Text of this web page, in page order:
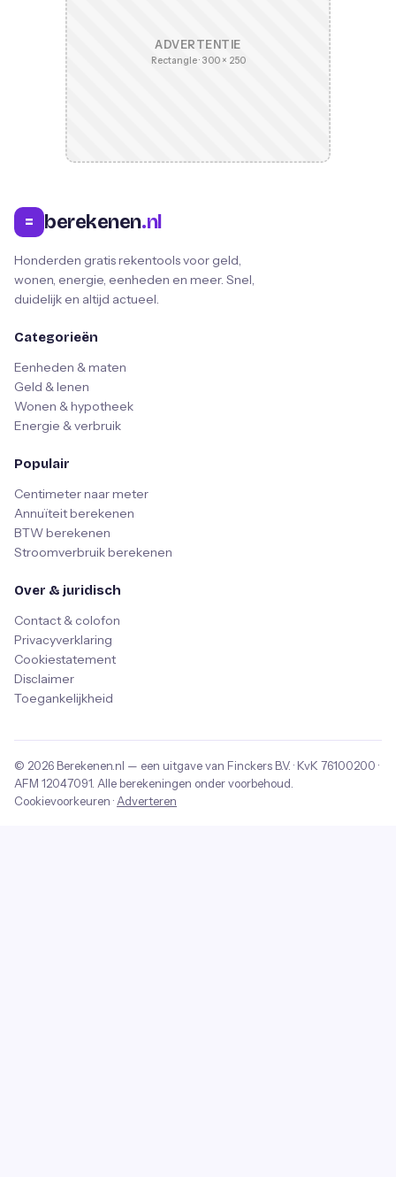
ADVERTENTIE
Rectangle · 300 × 250
= berekenen.nl
Honderden gratis rekentools voor geld,
wonen, energie, eenheden en meer. Snel,
duidelijk en altijd actueel.
Categorieën
Eenheden & maten
Geld & lenen
Wonen & hypotheek
Energie & verbruik
Populair
Centimeter naar meter
Annuïteit berekenen
BTW berekenen
Stroomverbruik berekenen
Over & juridisch
Contact & colofon
Privacyverklaring
Cookiestatement
Disclaimer
Toegankelijkheid
© 2026 Berekenen.nl — een uitgave van Finckers B.V. · KvK 76100200 ·
AFM 12047091 . Alle berekeningen onder voorbehoud.
Cookievoorkeuren · Adverteren